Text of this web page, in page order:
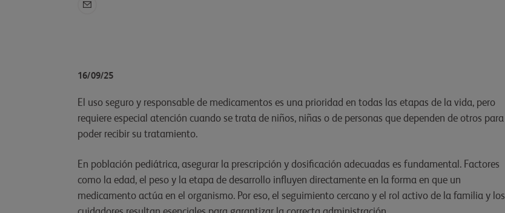
16/09/25
El uso seguro y responsable de medicamentos es una prioridad en todas las etapas de la vida, pero
requiere especial atención cuando se trata de niños, niñas o de personas que dependen de otros para
poder recibir su tratamiento.
En población pediátrica, asegurar la prescripción y dosificación adecuadas es fundamental. Factores
como la edad, el peso y la etapa de desarrollo influyen directamente en la forma en que un
medicamento actúa en el organismo. Por eso, el seguimiento cercano y el rol activo de la familia y los